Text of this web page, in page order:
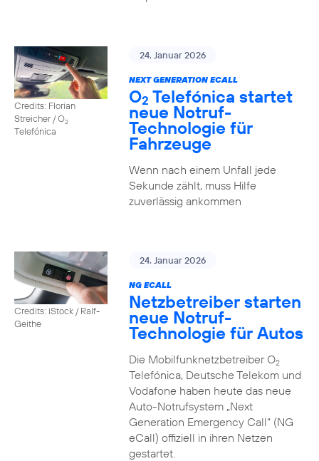
Credits: Florian
Streicher / O2
Telefónica
24. Januar 2026
NEXT GENERATION ECALL
O2 Telefónica startet
neue Notruf-
Technologie für
Fahrzeuge
Wenn nach einem Unfall jede
Sekunde zählt, muss Hilfe
zuverlässig ankommen
Credits: iStock / Ralf-
Geithe
24. Januar 2026
NG ECALL
Netzbetreiber starten
neue Notruf-
Technologie für Autos
Die Mobilfunknetzbetreiber O2
Telefónica, Deutsche Telekom und
Vodafone haben heute das neue
Auto-Notrufsystem „Next
Generation Emergency Call“ (NG
eCall) offiziell in ihren Netzen
gestartet.